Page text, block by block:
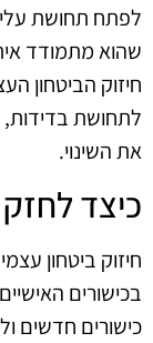
לפתח תחושת
שהוא מתמודד
חיזוק הביטחון
לתחושת
את השינוי.
כיצד
חיזוק ביטחון
בכישורים
כישורים חדשים